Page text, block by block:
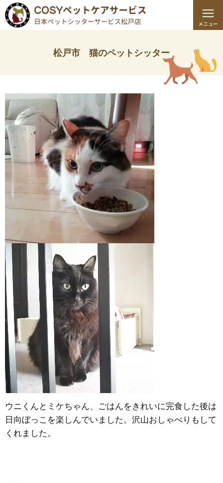
松戸市 猫のペットシッター
ウニくんとミケちゃん、ごはんをきれいに完食した後は
日向ぼっこを楽しんでいました。沢山おしゃべりもして
くれました。